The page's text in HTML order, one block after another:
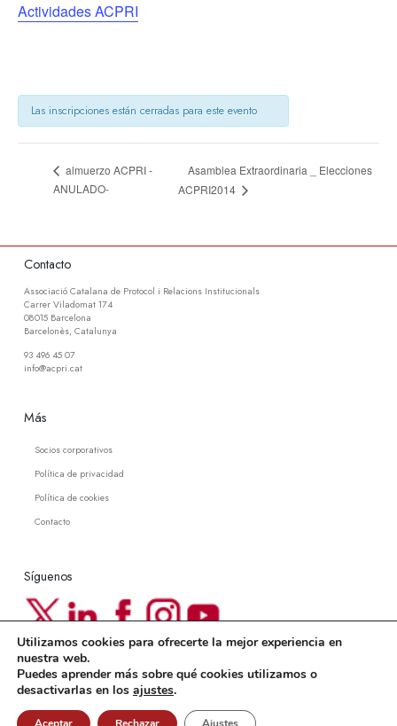
Actividades ACPRI
Las inscripciones están cerradas para este evento
almuerzo ACPRI -
ANULADO-
Asamblea Extraordinaria _ Elecciones
ACPRI2014
Contacto
Associació Catalana de Protocol i Relacions Institucionals
Carrer Viladomat 174
08015 Barcelona
Barcelonès, Catalunya
93 496 45 07
info@acpri.cat
Más
Socios corporativos
Política de privacidad
Política de cookies
Contacto
Síguenos
Newsletter ACPRI
Suscríbete a nuestra newsletter
Utilizamos cookies para ofrecerte la mejor experiencia en
nuestra web.
Puedes aprender más sobre qué cookies utilizamos o
desactivarlas en los ajustes.